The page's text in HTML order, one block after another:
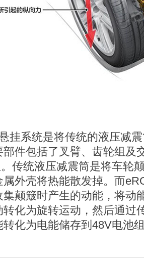
系统是将传统的液压减震
部件包括了叉臂、齿轮组及
传统液压减震筒是将车轮
属外壳将热能散发掉。而
集颠簸时产生的动能，将动
转化为旋转运动，然后通过
转化为电能储存到48V电池